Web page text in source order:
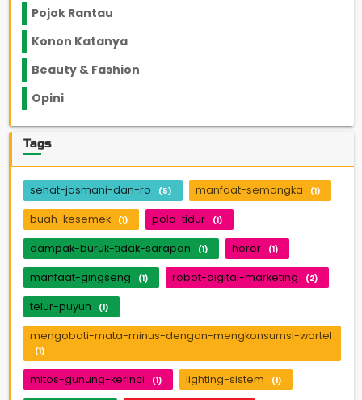
Pojok Rantau
Konon Katanya
Beauty & Fashion
Opini
Tags
sehat-jasmani-dan-ro (5) manfaat-semangka (1)
buah-kesemek (1) pola-tidur (1)
dampak-buruk-tidak-sarapan (1) horor (1)
manfaat-gingseng (1) robot-digital-marketing (2)
telur-puyuh (1)
mengobati-mata-minus-dengan-mengkonsumsi-wortel
(1)
mitos-gunung-kerinci (1) lighting-sistem (1)